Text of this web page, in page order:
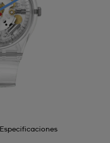
Especificaciones